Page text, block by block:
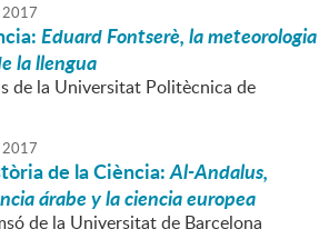
2017
Eduard Fontserè, la meteorologia
la llengua
de la Universitat Politècnica de
2017
de la Ciència:Al-Andalus,
árabe y la ciencia europea
de la Universitat de Barcelona